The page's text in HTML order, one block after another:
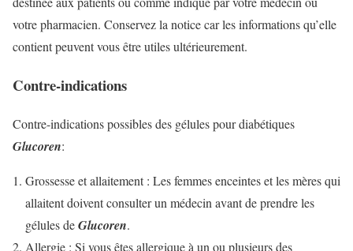
votre pharmacien. Conservez la notice car les informations qu’elle
contient peuvent vous être utiles ultérieurement.
Contre-indications
Contre-indications possibles des gélules pour diabétiques
Glucoren:
Grossesse et allaitement : Les femmes enceintes et les mères qui
allaitent doivent consulter un médecin avant de prendre les
gélules deGlucoren.
Allergie : Si vous êtes allergique à un ou plusieurs des